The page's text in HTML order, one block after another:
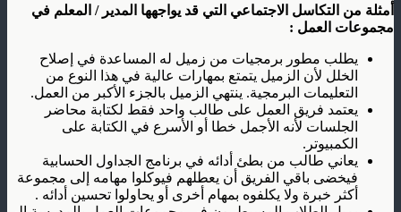
أمثلة من التكاسل الاجتماعي التي قد يواجهها المدير / المعلم في
مجموعات العمل :
يطلب مطور برمجيات من زميل له المساعدة في إصلاح
الخلل لأن الزميل يتمتع بمهارات عالية في هذا النوع من
التعليمات البرمجية. ينتهي الزميل بالجزء الأكبر من العمل.
يعتمد فريق العمل على طالب واحد فقط لكتابة محاضر
الجلسات لأنه الأجمل خطا أو الأسرع في الكتابة على
الكمبيوتر.
يعاني طالب من بطئ أدائه في برنامج الجداول الحسابية
فيخضى باقي الفريق أن يعطلهم فيوكلوا مهامه إلى مجموعة
أكثر خبرة ولا يكلفوه بمهام أخرى أو يحاولوا تحسين أدائه .